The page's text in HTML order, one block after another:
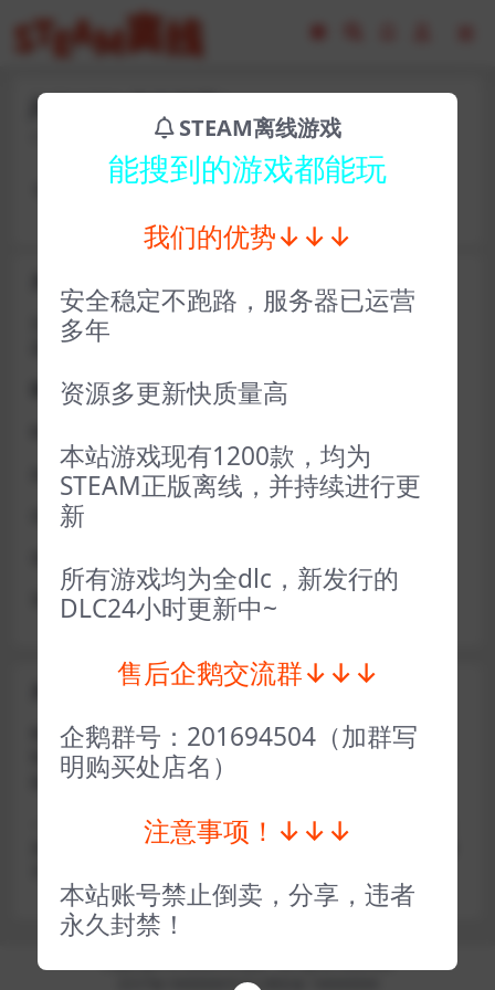
jhf31271-你好邻居1
8
卡号： ejye23477 密码：chengyu4562841
关于D加密类游戏通知
近期发现同行倒卖严重，大量会员D加密游戏无法激活问
题，现开通令牌
获取方式找企鹅群里的技术客服获取即可
如激活上限需等到隔天早上在线进一次游戏
或者使用网盘版也可解决D加密激活的问题，一样玩
请各位亲们理解
关于密码错误问题
账号密码复制粘贴，注意不要复制到空格了，CTRL+C复
制，或者鼠标右键先复制然后键盘 CTRL+V粘贴，steam改
版了必须键盘粘贴（CTRL+V粘贴）鼠标不能粘贴了
————————————————————–离线模式玩
游戏，在线没存档被顶号，不然没有存档，D加密游戏尽量
京ICP备18888888号京公网安备 188888888
STEAM离线游戏
能搜到的游戏都能玩
我们的优势↓↓↓
安全稳定不跑路，服务器已运营
多年
资源多更新快质量高
本站游戏现有1200款，均为
STEAM正版离线，并持续进行更
新
所有游戏均为全dlc，新发行的
DLC24小时更新中~
售后企鹅交流群↓↓↓
企鹅群号：201694504（加群写
明购买处店名）
注意事项！↓↓↓
本站账号禁止倒卖，分享，违者
永久封禁！